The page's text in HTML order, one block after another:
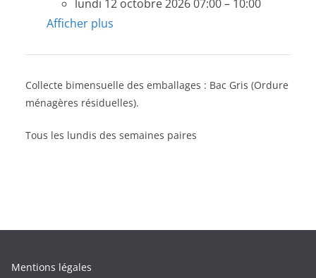
lundi 12 octobre 2026 07:00– 10:00
Afficher plus
Collecte bimensuelle des emballages : Bac Gris (Ordure
ménagères résiduelles).
Tous les lundis des semaines paires
Mentions légales